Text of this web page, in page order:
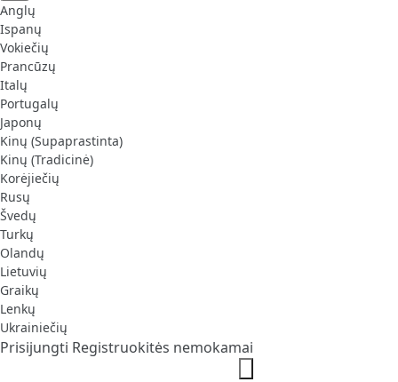
Anglų
Ispanų
Vokiečių
Prancūzų
Italų
Portugalų
Japonų
Kinų (Supaprastinta)
Kinų (Tradicinė)
Korėjiečių
Rusų
Švedų
Turkų
Olandų
Lietuvių
Graikų
Lenkų
Ukrainiečių
Prisijungti Registruokitės nemokamai